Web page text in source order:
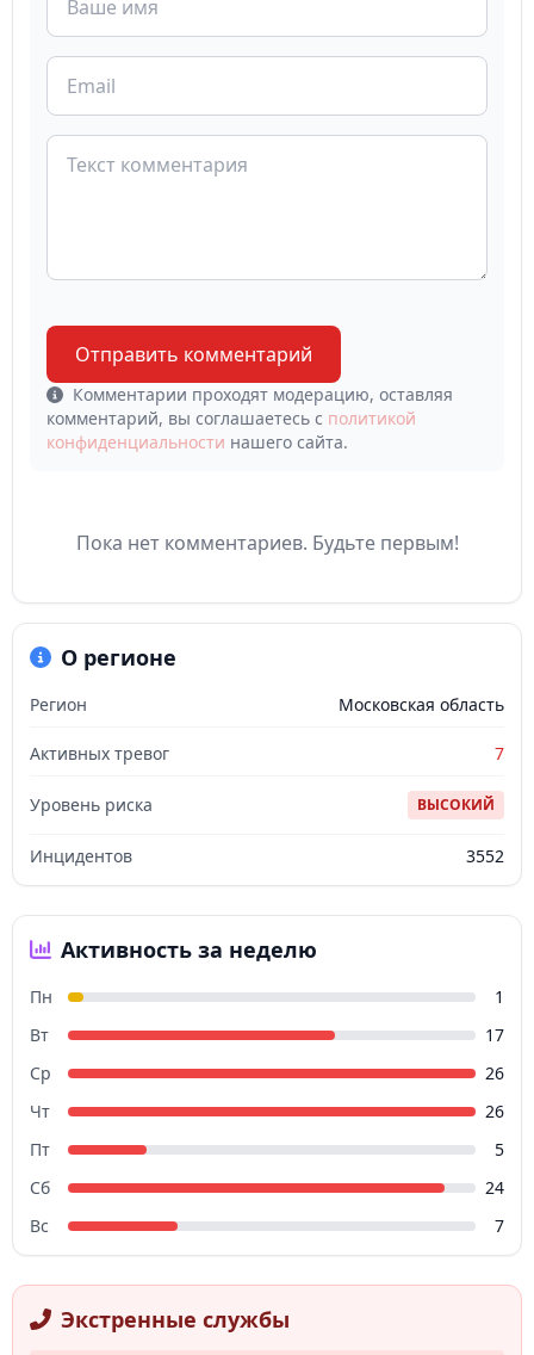
Отправить комментарий
Комментарии проходят модерацию, оставляя
комментарий, вы соглашаетесь с политикой
конфиденциальности нашего сайта.
Пока нет комментариев. Будьте первым!
О регионе
Регион Московская область
Активных тревог 7
Уровень риска ВЫСОКИЙ
Инцидентов 3552
Активность за неделю
Пн
1
Вт
17
Ср
26
Чт
26
Пт
5
Сб
24
Вс
7
Экстренные службы